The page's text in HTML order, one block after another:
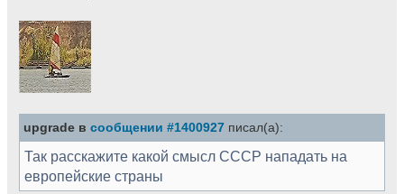
upgrade в сообщении #1400927 писал(а):
Так расскажите какой смысл СССР нападать на
европейские страны